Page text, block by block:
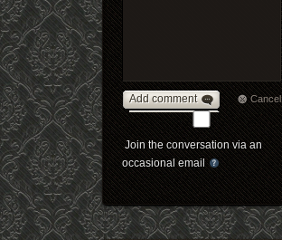
Add comment Cancel
Join the conversation via an
occasional email